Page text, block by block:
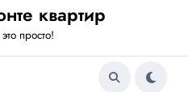
квартир
просто!